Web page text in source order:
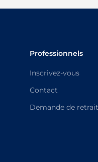
Professionnels
Inscrivez-vous
Contact
Demande de retrait